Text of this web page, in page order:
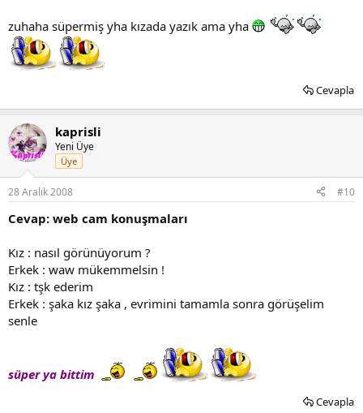
zuhaha süpermiş yha kızada yazık ama yha
Cevapla
kaprisli
Yeni Üye
Üye
28 Aralık 2008 #10
Cevap: web cam konuşmaları
Kız : nasıl görünüyorum ?
Erkek : waw mükemmelsin !
Kız : tşk ederim
Erkek : şaka kız şaka , evrimini tamamla sonra görüşelim
senle
süper ya bittim
Cevapla